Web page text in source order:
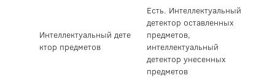
Интеллектуальный дете
ктор предметов
Есть. Интеллектуальный
детектор оставленных
предметов,
интеллектуальный
детектор унесенных
предметов